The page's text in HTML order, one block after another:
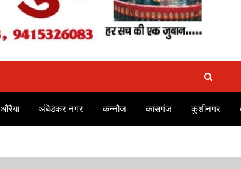
औरैया अंबेडकर नगर कन्नौज कासगंज कुशीनगर